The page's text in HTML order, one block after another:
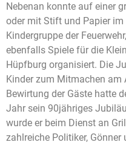
Nebenan konnte auf einer
oder mit Stift und Papier
Kindergruppe der
ebenfalls Spiele für die
Hüpfburg organisiert. Die
Kinder zum Mitmachen am
Bewirtung der Gäste hatte
Jahr sein 90jähriges
wurde er beim Dienst an
zahlreiche Politiker,